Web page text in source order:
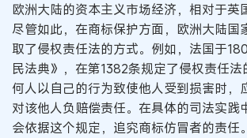
欧洲大陆的资本主义市场经济，相对于英
尽管如此，在商标保护方面，欧洲大陆国
取了侵权责任法的方式。例如，法国于
民法典》，在第1382条规定了侵权责任法
何人以自己的行为致使他人受到损害时，
对该他人负赔偿责任。在具体的司法实践
会依据这个规定，追究商标仿冒者的责任